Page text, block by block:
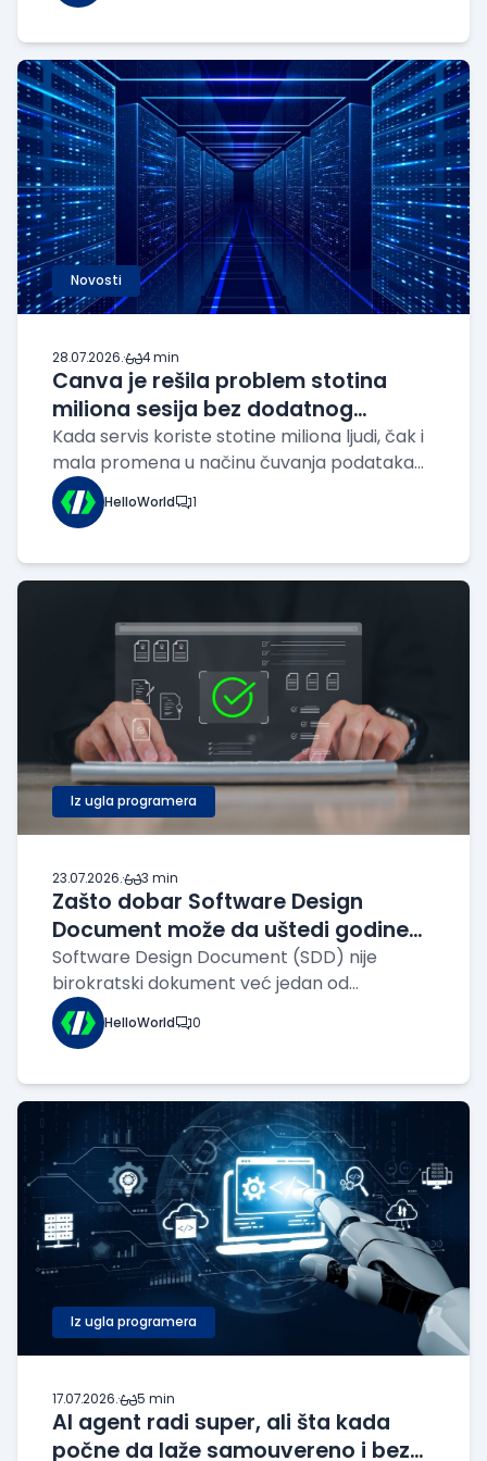
se retko dovodi u pitanje. Međutim, sve više
Novosti
28.07.2026.· 4 min
Canva je rešila problem stotina
miliona sesija bez dodatnog
opterećenja baze
Kada servis koriste stotine miliona ljudi, čak i
mala promena u načinu čuvanja podataka
može napraviti ogromnu razliku. Canva je
morala da pronađe način da brzo proverava
preoptereti svoju bazu podataka tokom sva
HelloWorld 1
Iz ugla programera
23.07.2026.· 3 min
Zašto dobar Software Design
Document može da uštedi godine
razvoja softvera
Software Design Document (SDD) nije
birokratski dokument već jedan od
najvažnijih alata za donošenje tehničkih
odluka. Ispravno napisan dizajn dokument
izbore, uštedi godine razvoja i olakša
saradnju između timova pre
HelloWorld 0
Iz ugla programera
17.07.2026.· 5 min
AI agent radi super, ali šta kada
počne da laže samouvereno i bez